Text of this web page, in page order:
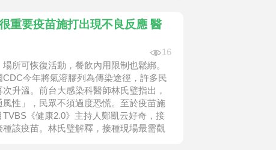
重要疫苗施打出現不良反應 醫
16
所可恢復活動，餐飲內用限制也鬆綁。
今年將氣溶膠列為傳染途徑，許多民
升溫。前台大感染科醫師林氏璧指出，
性」，民眾不須過度恐慌。至於疫苗施
《健康2.0》主持人鄭凱云好奇，接
該疫苗。林氏璧解釋，接種現場最需觀